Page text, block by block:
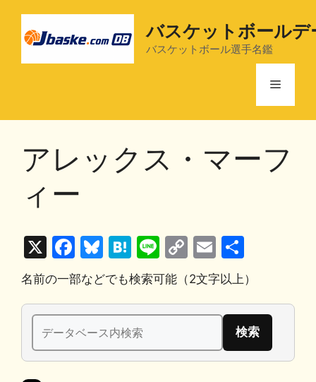
バスケットボールデ
バスケットボール選手名鑑
メ
ュ
アレックス・マーフ
ィー
X
F
a
c
e
b
o
Bl
u
e
s
k
y
H
at
e
n
a
Li
n
e
C
o
p
y
n
E
m
ai
l
有
名前の一部などでも検索可能（2文字以上）
検
索: